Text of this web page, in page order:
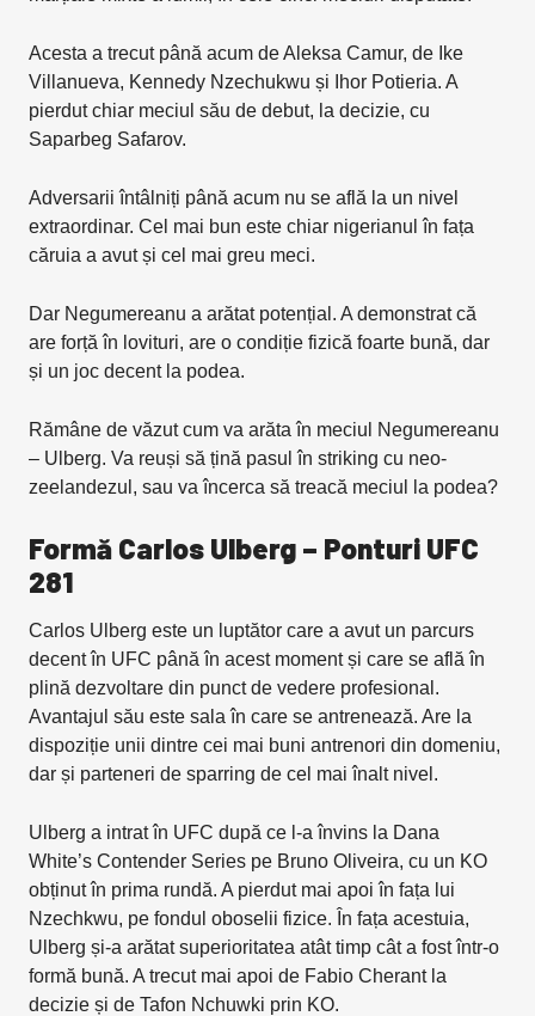
Acesta a trecut până acum de Aleksa Camur, de Ike
Villanueva, Kennedy Nzechukwu și Ihor Potieria. A
pierdut chiar meciul său de debut, la decizie, cu
Saparbeg Safarov.
Adversarii întâlniți până acum nu se află la un nivel
extraordinar. Cel mai bun este chiar nigerianul în fața
căruia a avut și cel mai greu meci.
Dar Negumereanu a arătat potențial. A demonstrat că
are forță în lovituri, are o condiție fizică foarte bună, dar
și un joc decent la podea.
Rămâne de văzut cum va arăta în meciul Negumereanu
– Ulberg. Va reuși să țină pasul în striking cu neo-
zeelandezul, sau va încerca să treacă meciul la podea?
Formă Carlos Ulberg – Ponturi UFC
281
Carlos Ulberg este un luptător care a avut un parcurs
decent în UFC până în acest moment și care se află în
plină dezvoltare din punct de vedere profesional.
Avantajul său este sala în care se antrenează. Are la
dispoziție unii dintre cei mai buni antrenori din domeniu,
dar și parteneri de sparring de cel mai înalt nivel.
Ulberg a intrat în UFC după ce l-a învins la Dana
White’s Contender Series pe Bruno Oliveira, cu un KO
obținut în prima rundă. A pierdut mai apoi în fața lui
Nzechkwu, pe fondul oboselii fizice. În fața acestuia,
Ulberg și-a arătat superioritatea atât timp cât a fost într-o
formă bună. A trecut mai apoi de Fabio Cherant la
decizie și de Tafon Nchuwki prin KO.